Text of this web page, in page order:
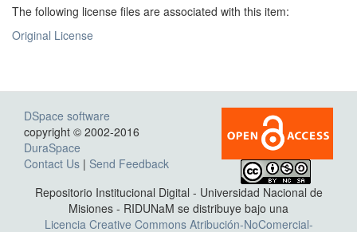
The following license files are associated with this item:
Original License
DSpace software
copyright © 2002-2016
DuraSpace
Contact Us | Send Feedback
Repositorio Institucional Digital - Universidad Nacional de
Misiones - RIDUNaM se distribuye bajo una
Licencia Creative Commons Atribución-NoComercial-